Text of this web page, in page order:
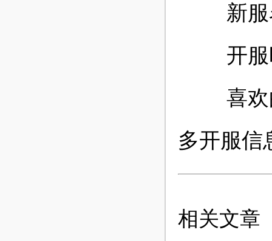
新服
开服
喜欢的
多开服信
相关文章